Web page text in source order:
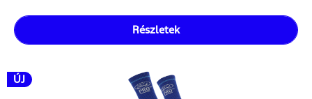
Részletek
ÚJ